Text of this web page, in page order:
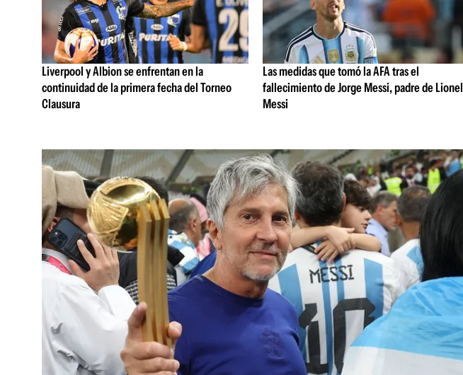
Liverpool y Albion se enfrentan en la
continuidad de la primera fecha del Torneo
Clausura
Las medidas que tomó la AFA tras el
fallecimiento de Jorge Messi, padre de Lionel
Messi